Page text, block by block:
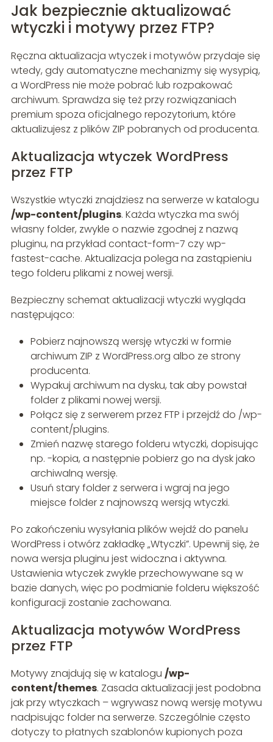
Jak bezpiecznie aktualizować
wtyczki i motywy przez FTP?
Ręczna aktualizacja wtyczek i motywów przydaje się
wtedy, gdy automatyczne mechanizmy się wysypią,
a WordPress nie może pobrać lub rozpakować
archiwum. Sprawdza się też przy rozwiązaniach
premium spoza oficjalnego repozytorium, które
aktualizujesz z plików ZIP pobranych od producenta.
Aktualizacja wtyczek WordPress
przez FTP
Wszystkie wtyczki znajdziesz na serwerze w katalogu
/wp-content/plugins. Każda wtyczka ma swój
własny folder, zwykle o nazwie zgodnej z nazwą
pluginu, na przykład contact-form-7 czy wp-
fastest-cache. Aktualizacja polega na zastąpieniu
tego folderu plikami z nowej wersji.
Bezpieczny schemat aktualizacji wtyczki wygląda
następująco:
Pobierz najnowszą wersję wtyczki w formie
archiwum ZIP z WordPress.org albo ze strony
producenta.
Wypakuj archiwum na dysku, tak aby powstał
folder z plikami nowej wersji.
Połącz się z serwerem przez FTP i przejdź do /wp-
content/plugins.
Zmień nazwę starego folderu wtyczki, dopisując
np. -kopia, a następnie pobierz go na dysk jako
archiwalną wersję.
Usuń stary folder z serwera i wgraj na jego
miejsce folder z najnowszą wersją wtyczki.
Po zakończeniu wysyłania plików wejdź do panelu
WordPress i otwórz zakładkę „Wtyczki”. Upewnij się, że
nowa wersja pluginu jest widoczna i aktywna.
Ustawienia wtyczek zwykle przechowywane są w
bazie danych, więc po podmianie folderu większość
konfiguracji zostanie zachowana.
Aktualizacja motywów WordPress
przez FTP
Motywy znajdują się w katalogu /wp-
content/themes. Zasada aktualizacji jest podobna
jak przy wtyczkach – wgrywasz nową wersję motywu
nadpisując folder na serwerze. Szczególnie często
dotyczy to płatnych szablonów kupionych poza